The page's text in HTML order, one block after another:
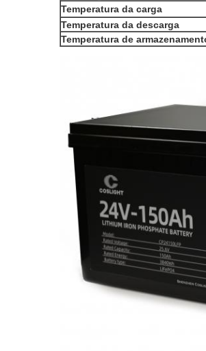
Temperatura da carga
Temperatura da descarga
Temperatura de